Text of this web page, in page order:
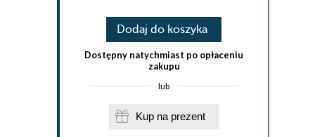
Dodaj do koszyka
Dostępny natychmiast po opłaceniu
zakupu
lub
Kup na prezent